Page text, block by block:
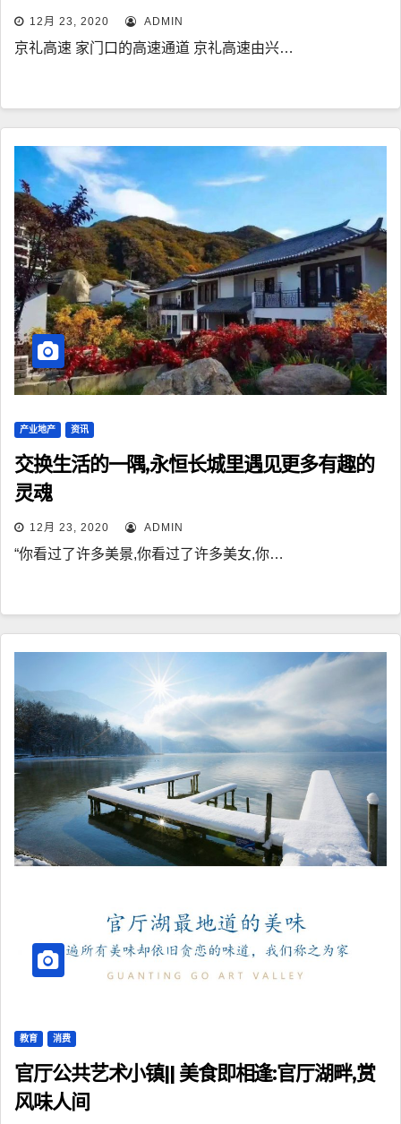
12月 23, 2020 ADMIN
京礼高速 家门口的高速通道 京礼高速由兴…
产业地产 资讯
交换生活的一隅,永恒长城里遇见更多有趣的
灵魂
12月 23, 2020 ADMIN
“你看过了许多美景,你看过了许多美女,你…
教育 消费
官厅公共艺术小镇|| 美食即相逢:官厅湖畔,赏
风味人间